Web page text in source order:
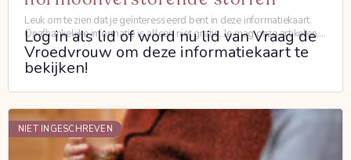
Leuk om te zien dat je geïnteresseerd bent in deze informatiekaart.
Onafhankelijke informatie is alleen niet gratis. Je mag onze artikelen,
masterclasses en informatiekaarten uitsluitend…
Log in als lid of word nu lid van Vraag de
Vroedvrouw om deze informatiekaart te
bekijken!
NIET INGESCHREVEN